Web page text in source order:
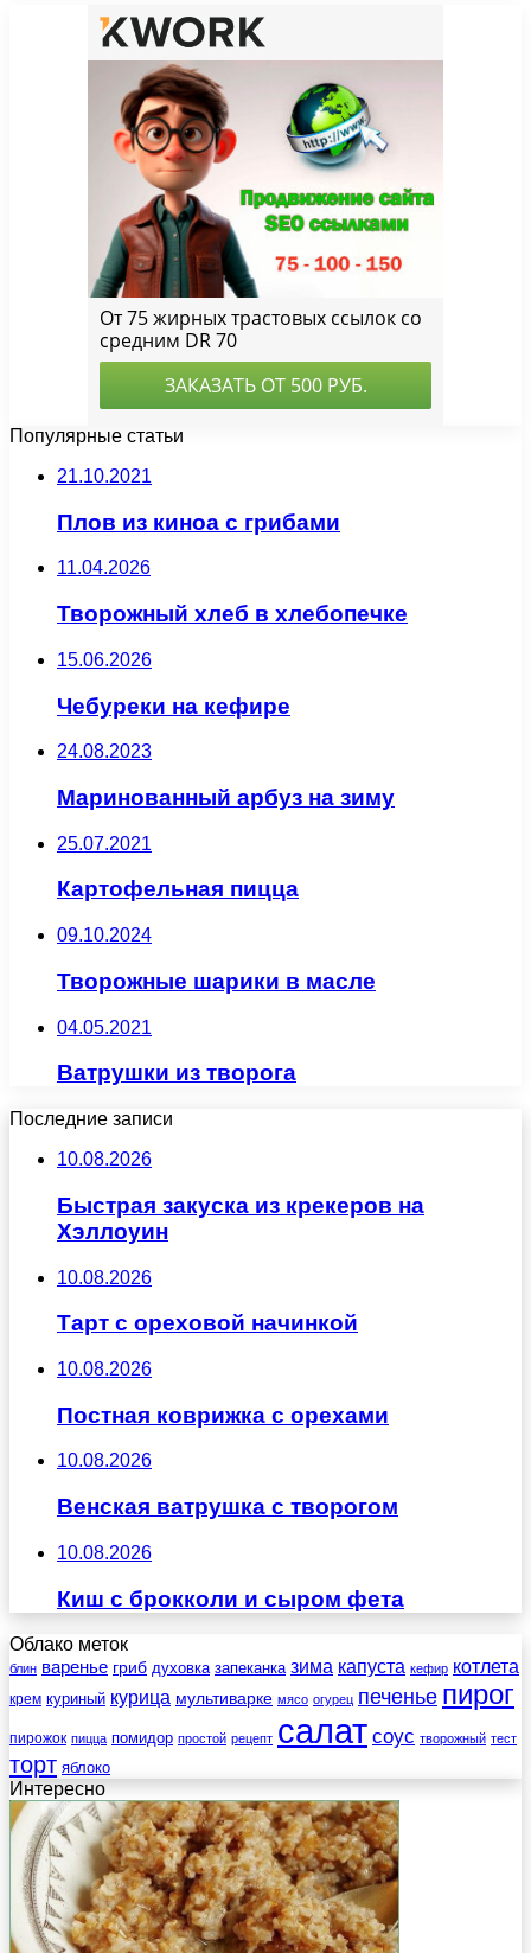
Популярные статьи
21.10.2021
Плов из киноа с грибами
11.04.2026
Творожный хлеб в хлебопечке
15.06.2026
Чебуреки на кефире
24.08.2023
Маринованный арбуз на зиму
25.07.2021
Картофельная пицца
09.10.2024
Творожные шарики в масле
04.05.2021
Ватрушки из творога
Последние записи
10.08.2026
Быстрая закуска из крекеров на
Хэллоуин
10.08.2026
Тарт с ореховой начинкой
10.08.2026
Постная коврижка с орехами
10.08.2026
Венская ватрушка с творогом
10.08.2026
Киш с брокколи и сыром фета
Облако меток
блин варенье гриб духовка запеканка зима капуста кефир котлета
крем куриный курица мультиварке мясо огурец печенье пирог
пирожок пицца помидор простой рецепт салат соус творожный тест
торт яблоко
Интересно